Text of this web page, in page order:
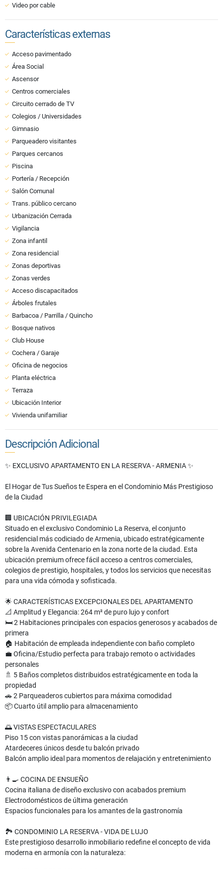
Video por cable
Características externas
Acceso pavimentado
Área Social
Ascensor
Centros comerciales
Circuito cerrado de TV
Colegios / Universidades
Gimnasio
Parqueadero visitantes
Parques cercanos
Piscina
Portería / Recepción
Salón Comunal
Trans. público cercano
Urbanización Cerrada
Vigilancia
Zona infantil
Zona residencial
Zonas deportivas
Zonas verdes
Acceso discapacitados
Árboles frutales
Barbacoa / Parrilla / Quincho
Bosque nativos
Club House
Cochera / Garaje
Oficina de negocios
Planta eléctrica
Terraza
Ubicación Interior
Vivienda unifamiliar
Descripción Adicional
✨ EXCLUSIVO APARTAMENTO EN LA RESERVA - ARMENIA ✨
El Hogar de Tus Sueños te Espera en el Condominio Más Prestigioso
de la Ciudad
🏢 UBICACIÓN PRIVILEGIADA
Situado en el exclusivo Condominio La Reserva, el conjunto
residencial más codiciado de Armenia, ubicado estratégicamente
sobre la Avenida Centenario en la zona norte de la ciudad. Esta
ubicación premium ofrece fácil acceso a centros comerciales,
colegios de prestigio, hospitales, y todos los servicios que necesitas
para una vida cómoda y sofisticada.
🌟 CARACTERÍSTICAS EXCEPCIONALES DEL APARTAMENTO
📐 Amplitud y Elegancia: 264 m² de puro lujo y confort
🛏️ 2 Habitaciones principales con espacios generosos y acabados de
primera
🏠 Habitación de empleada independiente con baño completo
💼 Oficina/Estudio perfecta para trabajo remoto o actividades
personales
🚿 5 Baños completos distribuidos estratégicamente en toda la
propiedad
🚗 2 Parqueaderos cubiertos para máxima comodidad
📦 Cuarto útil amplio para almacenamiento
🌅 VISTAS ESPECTACULARES
Piso 15 con vistas panorámicas a la ciudad
Atardeceres únicos desde tu balcón privado
Balcón amplio ideal para momentos de relajación y entretenimiento
👨‍🍳 COCINA DE ENSUEÑO
Cocina italiana de diseño exclusivo con acabados premium
Electrodomésticos de última generación
Espacios funcionales para los amantes de la gastronomía
🏞️ CONDOMINIO LA RESERVA - VIDA DE LUJO
Este prestigioso desarrollo inmobiliario redefine el concepto de vida
moderna en armonía con la naturaleza: